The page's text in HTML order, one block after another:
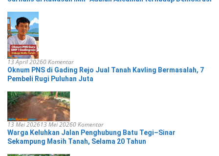
13 April 20260 Komentar
Oknum PNS di Gading Rejo Jual Tanah Kavling Bermasalah, 7
Pembeli Rugi Puluhan Juta
13 Mei 202613 Mei 20260 Komentar
Warga Keluhkan Jalan Penghubung Batu Tegi–Sinar
Sekampung Masih Tanah, Selama 20 Tahun